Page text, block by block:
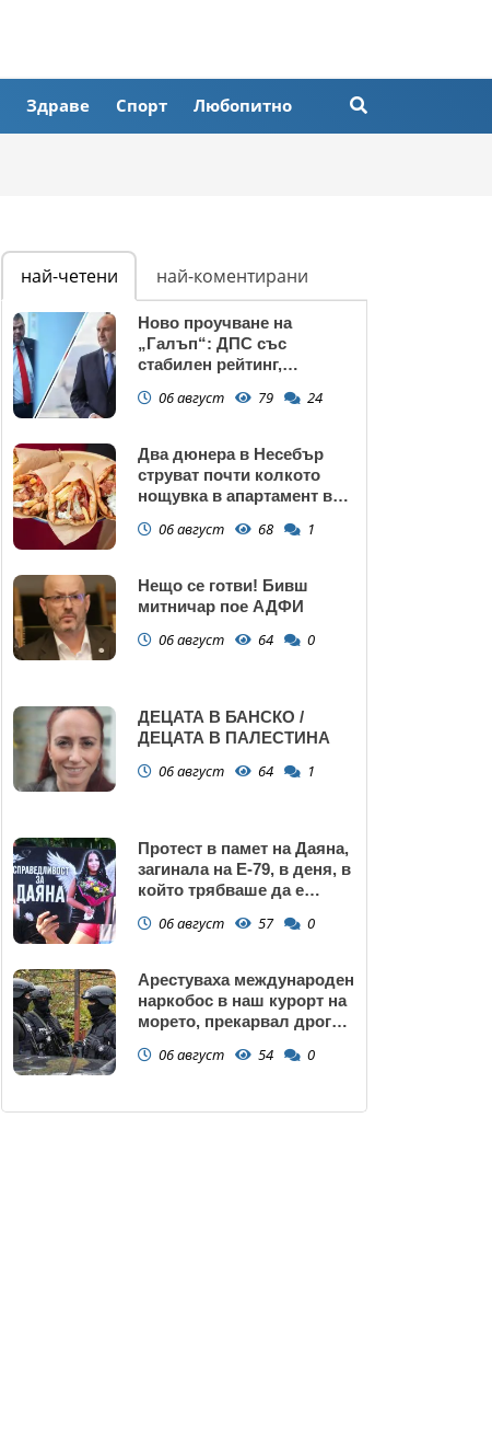
Здраве Спорт Любопитно
най-четени най-коментирани
Ново проучване на
„Галъп“: ДПС със
стабилен рейтинг,
запазва
06 август 79 24
Два дюнера в Несебър
струват почти колкото
нощувка в апартамент в
06 август 68 1
Нещо се готви! Бивш
митничар пое АДФИ
06 август 64 0
ДЕЦАТА В БАНСКО /
ДЕЦАТА В ПАЛЕСТИНА
06 август 64 1
Протест в памет на Даяна,
загинала на Е-79, в деня, в
който трябваше да е
06 август 57 0
Арестуваха международен
наркобос в наш курорт на
морето, прекарвал дрога
06 август 54 0